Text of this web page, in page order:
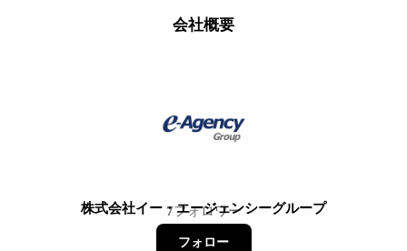
会社概要
株式会社イー・エージェンシーグループ
7フォロワー
フォロー